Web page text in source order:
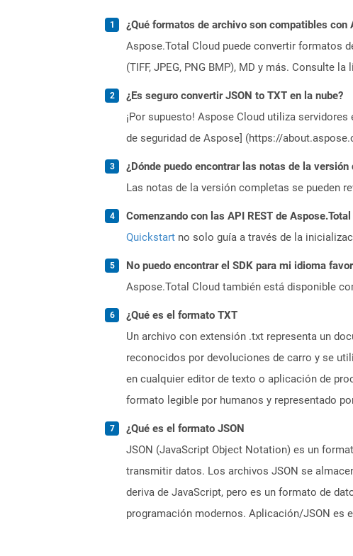
¿Qué formatos de archivo son compatibles con
Aspose.Total Cloud puede convertir formatos
(TIFF, JPEG, PNG BMP), MD y más. Consulte
¿Es seguro convertir JSON to TXT en la nube?
¡Por supuesto! Aspose Cloud utiliza
de seguridad de Aspose] (https://
¿Dónde puedo encontrar las notas de la
Las notas de la versión completas se pueden
Comenzando con las API REST de
Quickstart no solo guía a través de la
No puedo encontrar el SDK para mi idioma
Aspose.Total Cloud también está disponible
¿Qué es el formato TXT
Un archivo con extensión .txt representa un
reconocidos por devoluciones de carro y se
en cualquier editor de texto o aplicación de
formato legible por humanos y representado
¿Qué es el formato JSON
JSON (JavaScript Object Notation) es un
transmitir datos. Los archivos JSON se
deriva de JavaScript, pero es un formato de
programación modernos. Aplicación/JSON es